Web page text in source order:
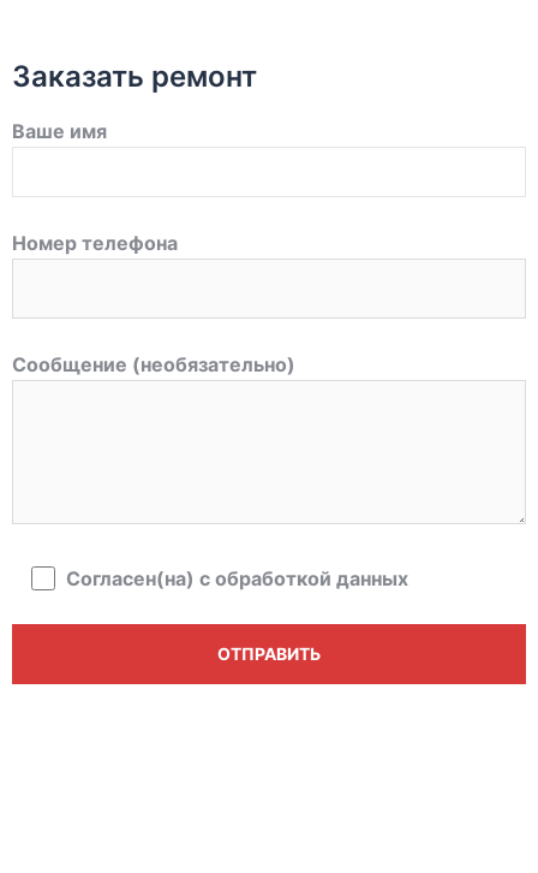
Заказать ремонт
Ваше имя
Номер телефона
Сообщение (необязательно)
Согласен(на) с обработкой данных